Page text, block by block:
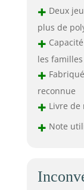
+ Deux
plus de
+
les familles
+
reconnue
+ Livre de
+ Note